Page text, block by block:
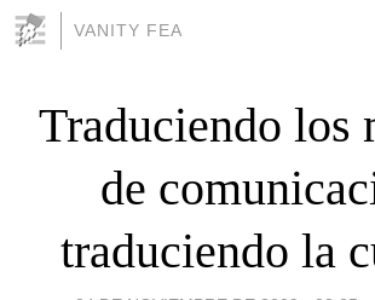
VANITY FEA
Traduciendo los
de
traduciendo la